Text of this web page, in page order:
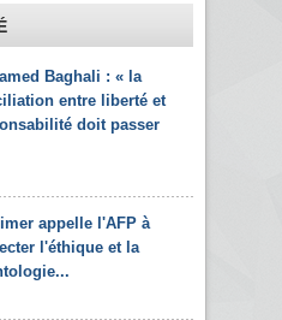
Baghali : « la
entre liberté et
doit passer
appelle l'AFP à
l'éthique et la